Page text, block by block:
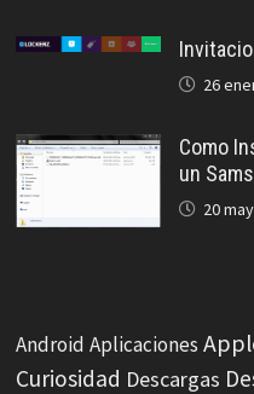
26
Como
un
20
Android Aplicaciones
Curiosidad Descargas